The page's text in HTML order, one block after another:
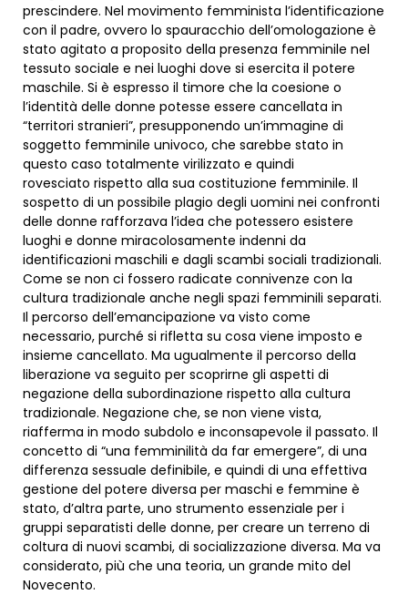
prescindere. Nel movimento femminista l’identificazione
con il padre, ovvero lo spauracchio dell’omologazione è
stato agitato a proposito della presenza femminile nel
tessuto sociale e nei luoghi dove si esercita il potere
maschile. Si è espresso il timore che la coesione o
l’identità delle donne potesse essere cancellata in
“territori stranieri”, presupponendo un’immagine di
soggetto femminile univoco, che sarebbe stato in
questo caso totalmente virilizzato e quindi
rovesciato rispetto alla sua costituzione femminile. Il
sospetto di un possibile plagio degli uomini nei confronti
delle donne rafforzava l’idea che potessero esistere
luoghi e donne miracolosamente indenni da
identificazioni maschili e dagli scambi sociali tradizionali.
Come se non ci fossero radicate connivenze con la
cultura tradizionale anche negli spazi femminili separati.
Il percorso dell’emancipazione va visto come
necessario, purché si rifletta su cosa viene imposto e
insieme cancellato. Ma ugualmente il percorso della
liberazione va seguito per scoprirne gli aspetti di
negazione della subordinazione rispetto alla cultura
tradizionale. Negazione che, se non viene vista,
riafferma in modo subdolo e inconsapevole il passato. Il
concetto di “una femminilità da far emergere”, di una
differenza sessuale definibile, e quindi di una effettiva
gestione del potere diversa per maschi e femmine è
stato, d’altra parte, uno strumento essenziale per i
gruppi separatisti delle donne, per creare un terreno di
coltura di nuovi scambi, di socializzazione diversa. Ma va
considerato, più che una teoria, un grande mito del
Novecento.